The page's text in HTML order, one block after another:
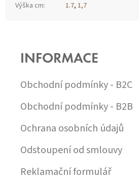
Výška cm: 1.7, 1,7
INFORMACE
Obchodní podmínky - B2C
Obchodní podmínky - B2B
Ochrana osobních údajů
Odstoupení od smlouvy
Reklamační formulář